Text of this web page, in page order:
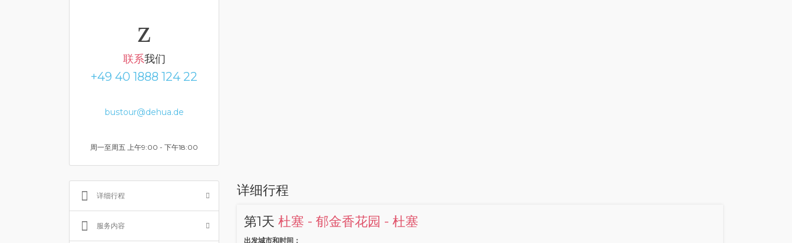
联系我们
+49 40 1888 124 22
bustour@dehua.de
周一至周五 上午9:00 - 下午18:00
详细行程
服务内容
详细行程
第1天 杜塞 - 郁金香花园 - 杜塞
出发城市和时间：